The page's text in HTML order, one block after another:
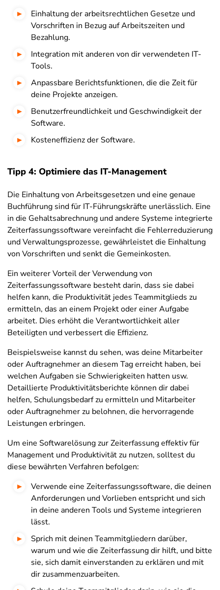
Einhaltung der arbeitsrechtlichen Gesetze und
Vorschriften in Bezug auf Arbeitszeiten und
Bezahlung.
Integration mit anderen von dir verwendeten IT-
Tools.
Anpassbare Berichtsfunktionen, die die Zeit für
deine Projekte anzeigen.
Benutzerfreundlichkeit und Geschwindigkeit der
Software.
Kosteneffizienz der Software.
Tipp 4: Optimiere das IT-Management
Die Einhaltung von Arbeitsgesetzen und eine genaue
Buchführung sind für IT-Führungskräfte unerlässlich. Eine
in die Gehaltsabrechnung und andere Systeme integrierte
Zeiterfassungssoftware vereinfacht die Fehlerreduzierung
und Verwaltungsprozesse, gewährleistet die Einhaltung
von Vorschriften und senkt die Gemeinkosten.
Ein weiterer Vorteil der Verwendung von
Zeiterfassungssoftware besteht darin, dass sie dabei
helfen kann, die Produktivität jedes Teammitglieds zu
ermitteln, das an einem Projekt oder einer Aufgabe
arbeitet. Dies erhöht die Verantwortlichkeit aller
Beteiligten und verbessert die Effizienz.
Beispielsweise kannst du sehen, was deine Mitarbeiter
oder Auftragnehmer an diesem Tag erreicht haben, bei
welchen Aufgaben sie Schwierigkeiten hatten usw.
Detaillierte Produktivitätsberichte können dir dabei
helfen, Schulungsbedarf zu ermitteln und Mitarbeiter
oder Auftragnehmer zu belohnen, die hervorragende
Leistungen erbringen.
Um eine Softwarelösung zur Zeiterfassung effektiv für
Management und Produktivität zu nutzen, solltest du
diese bewährten Verfahren befolgen:
Verwende eine Zeiterfassungssoftware, die deinen
Anforderungen und Vorlieben entspricht und sich
in deine anderen Tools und Systeme integrieren
lässt.
Sprich mit deinen Teammitgliedern darüber,
warum und wie die Zeiterfassung dir hilft, und bitte
sie, sich damit einverstanden zu erklären und mit
dir zusammenzuarbeiten.